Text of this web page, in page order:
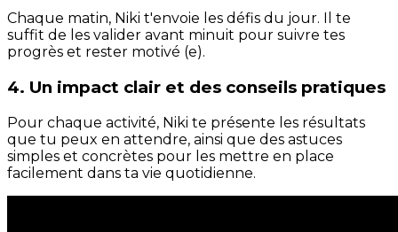
Chaque matin, Niki t'envoie les défis du jour. Il te
suffit de les valider avant minuit pour suivre tes
progrès et rester motivé (e).
4. Un impact clair et des conseils pratiques
Pour chaque activité, Niki te présente les résultats
que tu peux en attendre, ainsi que des astuces
simples et concrètes pour les mettre en place
facilement dans ta vie quotidienne.